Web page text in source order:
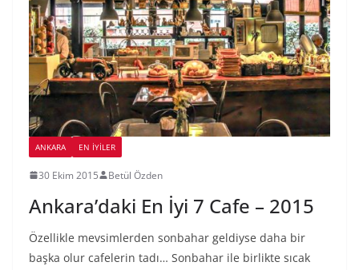
ANKARA EN İYILER
30 Ekim 2015 Betül Özden
Ankara’daki En İyi 7 Cafe – 2015
Özellikle mevsimlerden sonbahar geldiyse daha bir
başka olur cafelerin tadı… Sonbahar ile birlikte sıcak